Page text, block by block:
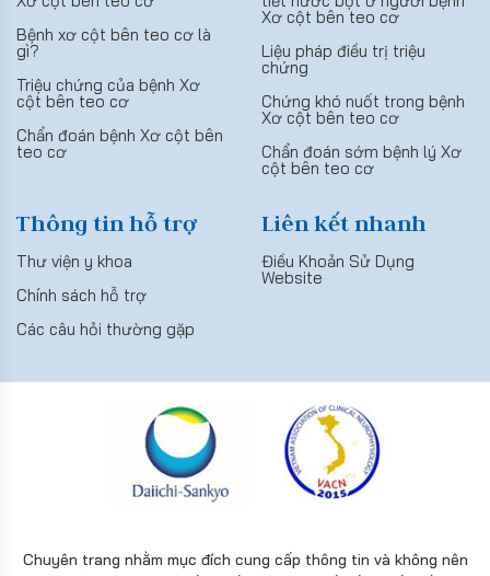
Bệnh xơ cột bên teo cơ là
gì?
Triệu chứng của bệnh Xơ
cột bên teo cơ
Chẩn đoán bệnh Xơ cột bên
teo cơ
Xơ cột bên teo cơ
Liệu pháp điều trị triệu
chứng
Chứng khó nuốt trong bệnh
Xơ cột bên teo cơ
Chẩn đoán sớm bệnh lý Xơ
cột bên teo cơ
Thông tin hỗ trợ
Thư viện y khoa
Chính sách hỗ trợ
Các câu hỏi thường gặp
Liên kết nhanh
Điều Khoản Sử Dụng
Website
Chuyên trang nhằm mục đích cung cấp thông tin và không nên